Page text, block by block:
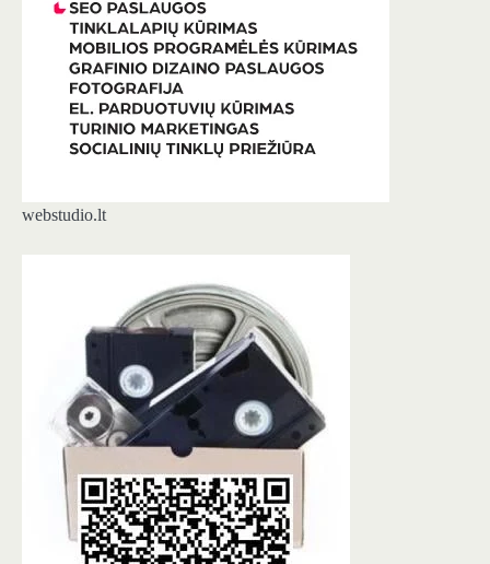
webstudio.lt